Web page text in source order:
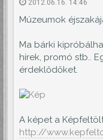
2012.06.16. 14:46
Múzeumok
Ma bárki
hírek, promó stb..
érdeklődőket.
A képet a
http://